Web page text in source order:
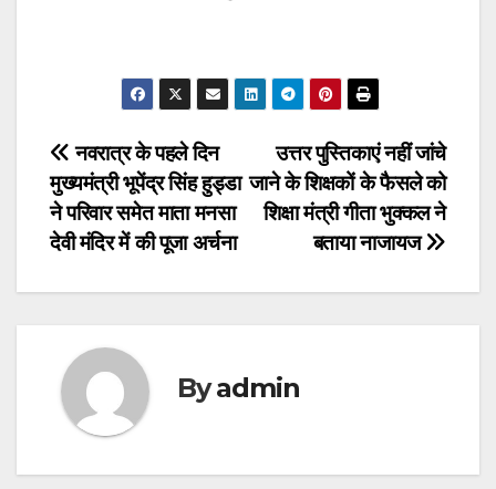
Post
navigation
उत्तर पुस्तिकाएं नहीं जांचे
जाने के शिक्षकों के फैसले को
शिक्षा मंत्री गीता भुक्कल ने
बताया नाजायज
नवरात्र के पहले दिन
मुख्यमंत्री भूपेंद्र सिंह हुड्डा
ने परिवार समेत माता मनसा
देवी मंदिर में की पूजा अर्चना
Byadmin